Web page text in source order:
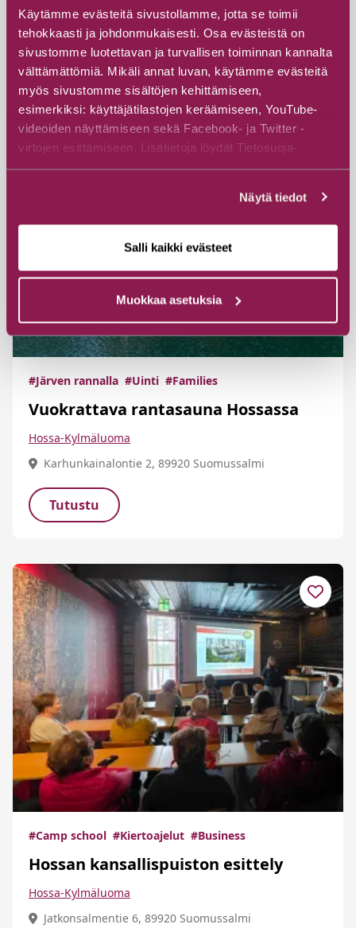
Käytämme evästeitä sivustollamme, jotta se toimii
tehokkaasti ja johdonmukaisesti. Osa evästeistä on
sivustomme luotettavan ja turvallisen toiminnan kannalta
välttämättömiä. Mikäli annat luvan, käytämme evästeitä
myös sivustomme sisältöjen kehittämiseen,
esimerkiksi: käyttäjätilastojen keräämiseen, YouTube-
videoiden näyttämiseen sekä Facebook- ja Twitter -
virtojen esittämiseen. Lisätietoja löydät Tietosuoja-
sivuiltamme.
Näytä tiedot
Salli kaikki evästeet
Muokkaa asetuksia
Jatkonsalmentie 6, 89920 Ruhtinansalmi
Tutustu
#Järven rannalla #Uinti #Families
Vuokrattava rantasauna Hossassa
Hossa-Kylmäluoma
Karhunkainalontie 2, 89920 Suomussalmi
Tutustu
#Camp school #Kiertoajelut #Business
Hossan kansallispuiston esittely
Hossa-Kylmäluoma
Jatkonsalmentie 6, 89920 Suomussalmi